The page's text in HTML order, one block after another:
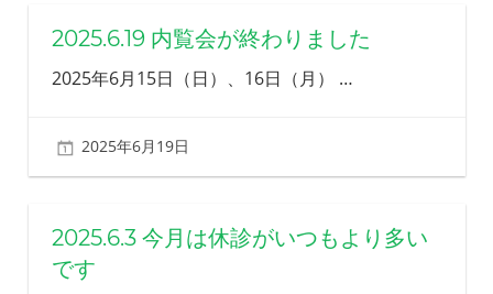
2025.6.19 内覧会が終わりました
2025年6月15日（日）、16日（月） …
2025年6月19日
2025.6.3 今月は休診がいつもより多い
です